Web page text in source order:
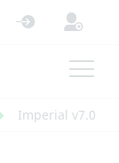
Imperial v7.0 -